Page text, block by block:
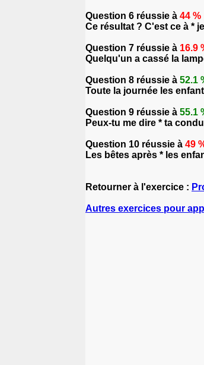
Question 6 réussie à 44 %
Ce résultat ? C'est ce à *
Question 7 réussie à 16.9
Quelqu'un a cassé la
Question 8 réussie à 52.1
Toute la journée les
Question 9 réussie à 55.1
Peux-tu me dire * ta
Question 10 réussie à 49
Les bêtes après * les
Retourner à l'exercice :
Autres exercices pour